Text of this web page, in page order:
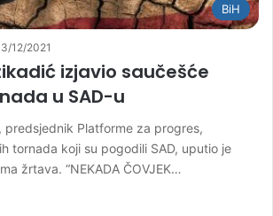
BiH
12/2021
izjavio saučešće
u SAD-u
predsjednik Platforme za progres,
tornada koji su pogodili SAD, uputio je
žrtava. “NEKADA ČOVJEK…